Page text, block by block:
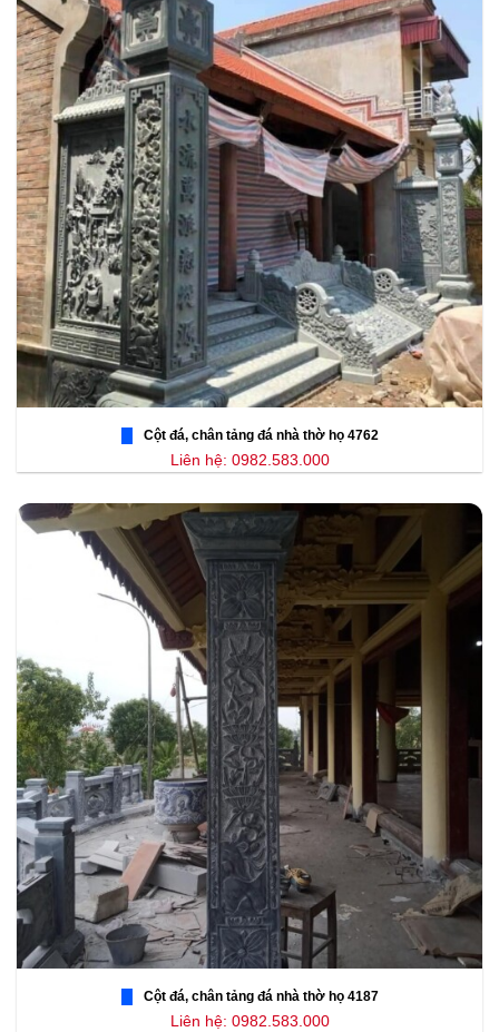
Cột đá, chân tảng đá nhà thờ họ 4762
Liên hệ: 0982.583.000
Cột đá, chân tảng đá nhà thờ họ 4187
Liên hệ: 0982.583.000